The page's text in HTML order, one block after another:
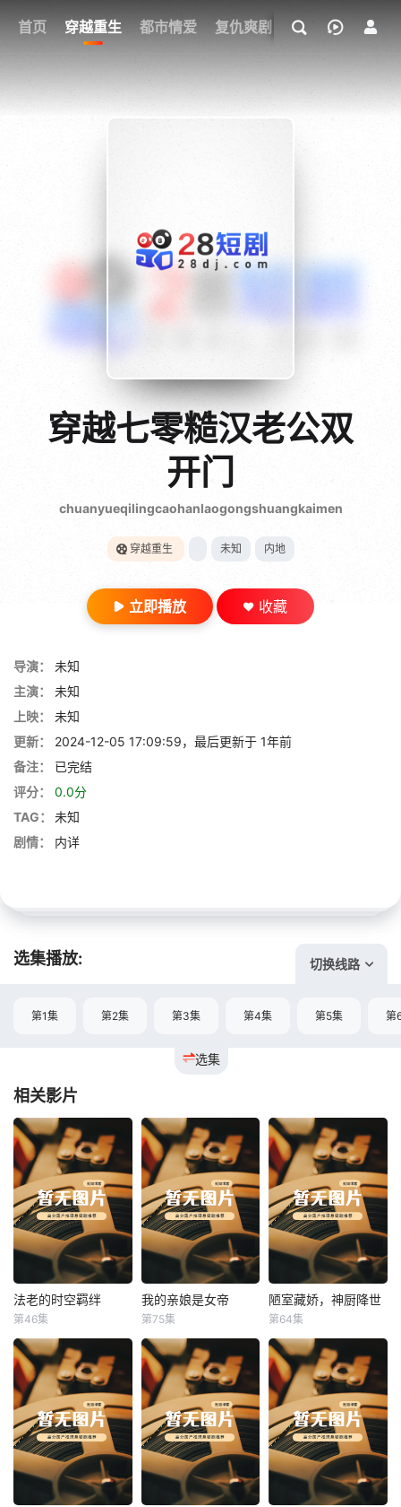
首页 穿越重生 都市情爱 复仇爽剧 玄幻武侠 奇幻
我的观影记录
{if condition="$obj.vod_points
gt 0"}
28短剧
穿越七零糙汉老公双
开门
chuanyueqilingcaohanlaogongshuangkaimen
穿越重生 未知 内地
立即播放 收藏
导演：
未知
主演：
未知
上映：
未知
更新：
2024-12-05 17:09:59，最后更新于 1年前
备注：
已完结
评分：
0.0分
TAG：
未知
剧情：
内详
选集播放: 切换线路
选集
第1集 第2集 第3集 第4集 第5集 第
相关影片
法老的时空羁绊
法老的时空羁绊
第46集
我的亲娘是女帝
我的亲娘是女帝
第75集
陋室藏娇，神厨降世
陋室藏娇，神厨降世
第64集